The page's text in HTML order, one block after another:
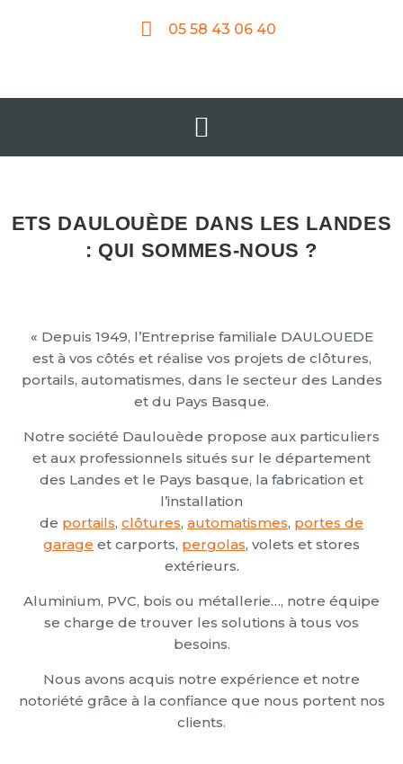
05 58 43 06 40
ETS DAULOUÈDE DANS LES LANDES
: QUI SOMMES-NOUS ?
« Depuis 1949, l’Entreprise familiale DAULOUEDE
est à vos côtés et réalise vos projets de clôtures,
portails, automatismes, dans le secteur des Landes
et du Pays Basque.
Notre société Daulouède propose aux particuliers
et aux professionnels situés sur le département
des Landes et le Pays basque, la fabrication et
l’installation
de portails, clôtures, automatismes, portes de
garage et carports, pergolas, volets et stores
extérieurs.
Aluminium, PVC, bois ou métallerie…, notre équipe
se charge de trouver les solutions à tous vos
besoins.
Nous avons acquis notre expérience et notre
notoriété grâce à la confiance que nous portent nos
clients.